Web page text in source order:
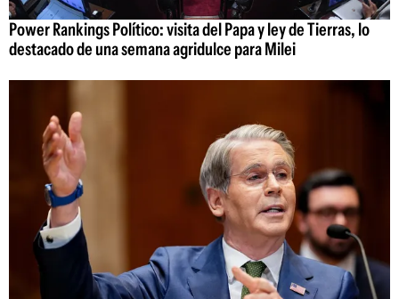
Power Rankings Político: visita del Papa y ley de Tierras, lo
destacado de una semana agridulce para Milei